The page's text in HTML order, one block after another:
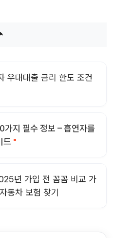
우대대출 금리 한도 조건
가지 필수 정보 – 흡연자를
드
년 가입 전 꼼꼼 비교 가
동차 보험 찾기